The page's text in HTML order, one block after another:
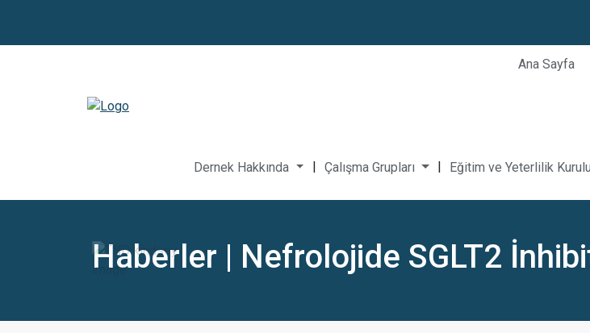
Ana Sayfa
Dernek Hakkında | Çalışma Grupları | Eğitim ve Yeterlilik Kurulu
Haberler | Nefrolojide SGLT2